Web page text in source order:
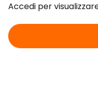
Accedi per